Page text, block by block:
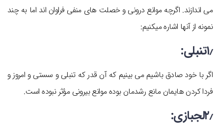
می ‎اندازند. اگرچه موانع درونی و خصلت ‎های منفی فراوان ‎اند اما به چند
نمونه از آنها اشاره می‎کنیم:
۱٫تنبلی:
اگر با خود صادق باشیم می ‎بینیم که آن قدر که تنبلی و سستی و امروز و
فردا کردن‎ هایمان مانع رشدمان بوده موانع بیرونی مؤثر نبوده است.
۲٫لجبازی: